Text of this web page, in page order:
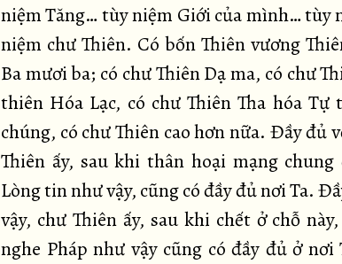
niệm Tăng… tùy niệm Giới của mình… tùy
niệm chư Thiên. Có bốn Thiên vương
Ba mươi ba; có chư Thiên Dạ ma, có chư
thiên Hóa Lạc, có chư Thiên Tha hóa Tự
chúng, có chư Thiên cao hơn nữa. Đầy đủ
Thiên ấy, sau khi thân hoại mạng
Lòng tin như vậy, cũng có đầy đủ nơi Ta.
vậy, chư Thiên ấy, sau khi chết ở chỗ
nghe Pháp như vậy cũng có đầy đủ ở